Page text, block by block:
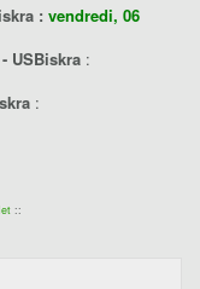
: vendredi, 06
USBiskra :
:
::